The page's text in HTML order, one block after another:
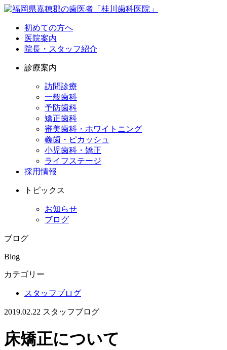
初めての方へ
医院案内
院長・スタッフ紹介
診療案内
訪問診療
一般歯科
予防歯科
矯正歯科
審美歯科・ホワイトニング
義歯・ピカッシュ
小児歯科・矯正
ライフステージ
採用情報
トピックス
お知らせ
ブログ
ブログ
Blog
カテゴリー
スタッフブログ
2019.02.22 スタッフブログ
床矯正について